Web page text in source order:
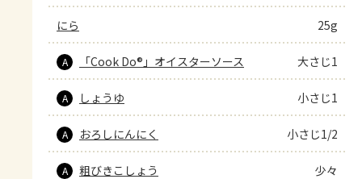
にら 25g
A 「Cook Do®」オイスターソース 大さじ1
A しょうゆ 小さじ1
A おろしにんにく 小さじ1/2
A 粗びきこしょう 少々